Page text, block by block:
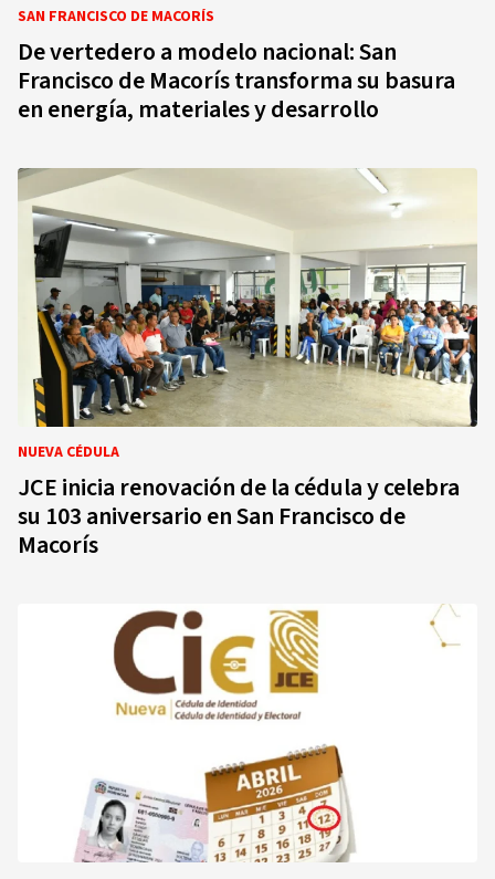
SAN FRANCISCO DE MACORÍS
De vertedero a modelo nacional: San
Francisco de Macorís transforma su basura
en energía, materiales y desarrollo
NUEVA CÉDULA
JCE inicia renovación de la cédula y celebra
su 103 aniversario en San Francisco de
Macorís